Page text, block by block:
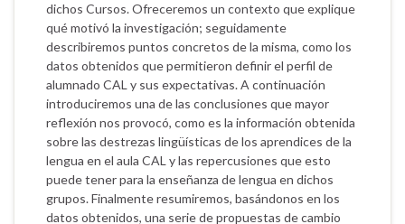
dichos Cursos. Ofreceremos un contexto que explique
qué motivó la investigación; seguidamente
describiremos puntos concretos de la misma, como los
datos obtenidos que permitieron definir el perfil de
alumnado CAL y sus expectativas. A continuación
introduciremos una de las conclusiones que mayor
reflexión nos provocó, como es la información obtenida
sobre las destrezas lingüísticas de los aprendices de la
lengua en el aula CAL y las repercusiones que esto
puede tener para la enseñanza de lengua en dichos
grupos. Finalmente resumiremos, basándonos en los
datos obtenidos, una serie de propuestas de cambio